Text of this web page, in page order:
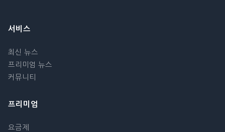
서비스
최신 뉴스
프리미엄 뉴스
커뮤니티
프리미엄
요금제